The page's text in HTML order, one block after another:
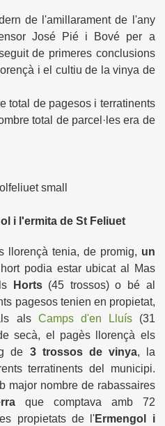
de l'amillarament de l'any
José Pié i Bové per a
de primeres conclusions
i el cultiu de la vinya de
total de pagesos i terratinents
total de parcel·les era de
i l'ermita de St Feliuet
llorençà tenia, de promig, un
podia estar ubicat al Mas
Horts(45 trossos) o bé al
pagesos tenien en propietat,
als Camps d'en Lluís(31
secà, el pagès llorençà els
de 3 trossos de vinya, la
terratinents del municipi.
major nombre de rabassaires
que comptava amb 72
propietats de l'Ermengol i